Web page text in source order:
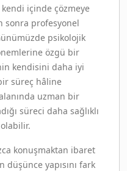
kendi içinde çözmeye
sonra profesyonel
psikolojik
özgü bir
kendisini daha iyi
süreç hâline
uzman bir
süreci daha sağlıklı
konuşmaktan ibaret
yapısını fark